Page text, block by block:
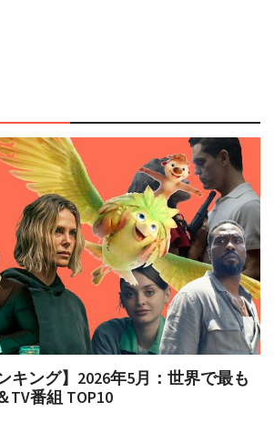
キング】2026年5月：世界で最も
TV番組 TOP10